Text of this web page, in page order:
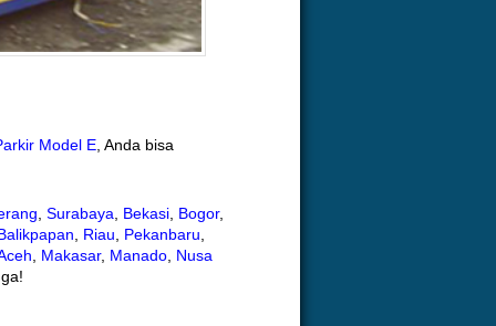
Model E, Anda bisa
Surabaya Bekasi, Bogor,
Riau Pekanbaru
Makasar, Manado, Nusa